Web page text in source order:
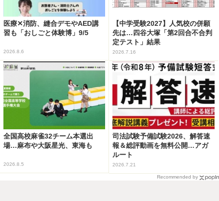
医療✕消防、縫合デモやAED講
習も「おしごと体験博」9/5
2026.8.6
【中学受験2027】人気校の併願
先は…四谷大塚「第2回合不合判
定テスト」結果
2026.7.16
全国高校麻雀32チーム本選出
場…麻布や大阪星光、東海も
2026.8.5
司法試験予備試験2026、解答速
報＆総評動画を無料公開…アガ
ルート
2026.7.21
Recommended by